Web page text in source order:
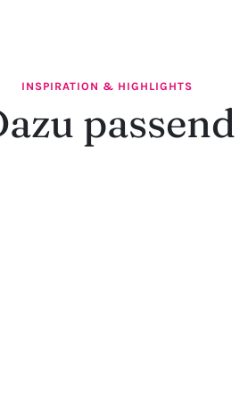
INSPIRATION & HIGHLIGHTS
passend